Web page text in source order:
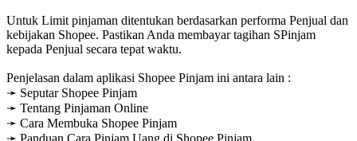
Untuk Limit pinjaman ditentukan berdasarkan performa Penjual dan
kebijakan Shopee. Pastikan Anda membayar tagihan SPinjam
kepada Penjual secara tepat waktu.
Penjelasan dalam aplikasi Shopee Pinjam ini antara lain :
➛ Seputar Shopee Pinjam
➛ Tentang Pinjaman Online
➛ Cara Membuka Shopee Pinjam